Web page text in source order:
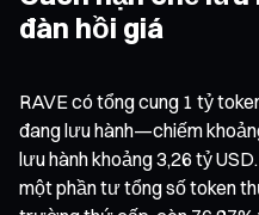
đàn hồi giá
RAVE có tổng cung 1 tỷ
đang lưu hành—chiếm
lưu hành khoảng 3,26 tỷ
một phần tư tổng số token